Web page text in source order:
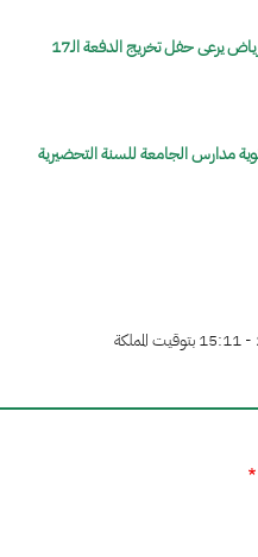
أمير منطقة الرياض يرعى حفل تخريج الدفعة الـ17
مدارس الجامعة للسنة التحضيرية
تاريخ آخر تعديل 26/11/2024 - 15:11 بتوقيت المملكة